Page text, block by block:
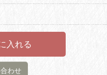
入れる
わせ